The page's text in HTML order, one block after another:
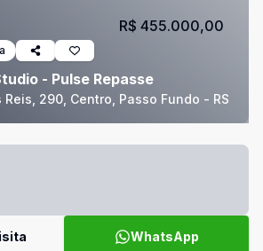
- Pulse Repasse
290, Centro, Passo Fundo - RS
R$ 455.000,00
WhatsApp